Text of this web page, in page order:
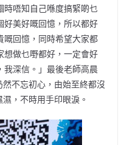
唔知自己喺度搞緊啲乜
好美好嘅回憶，所以都好
嘅回憶，同時希望大家都
想做乜嘢都好，一定會好
我深信。」最後老師高晨
不忘初心，由始至終都沒
，不時用手印眼淚。